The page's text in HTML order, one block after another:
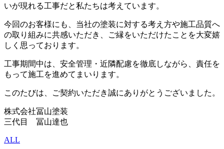
いが現れる工事だと私たちは考えています。
今回のお客様にも、当社の塗装に対する考え方や施工品質へ
の取り組みに共感いただき、ご縁をいただけたことを大変嬉
しく思っております。
工事期間中は、安全管理・近隣配慮を徹底しながら、責任を
もって施工を進めてまいります。
このたびは、ご契約いただき誠にありがとうございました。
株式会社冨山塗装
三代目 冨山達也
ALL